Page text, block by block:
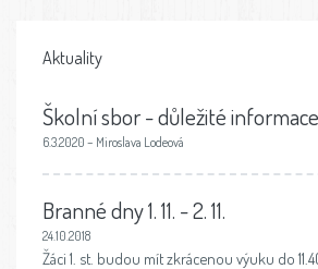
Aktuality
Školní sbor - důležité informace
6.3.2020 – Miroslava Lodeová
Branné dny 1. 11. - 2. 11.
24.10.2018
Žáci 1. st. budou mít zkrácenou výuku do